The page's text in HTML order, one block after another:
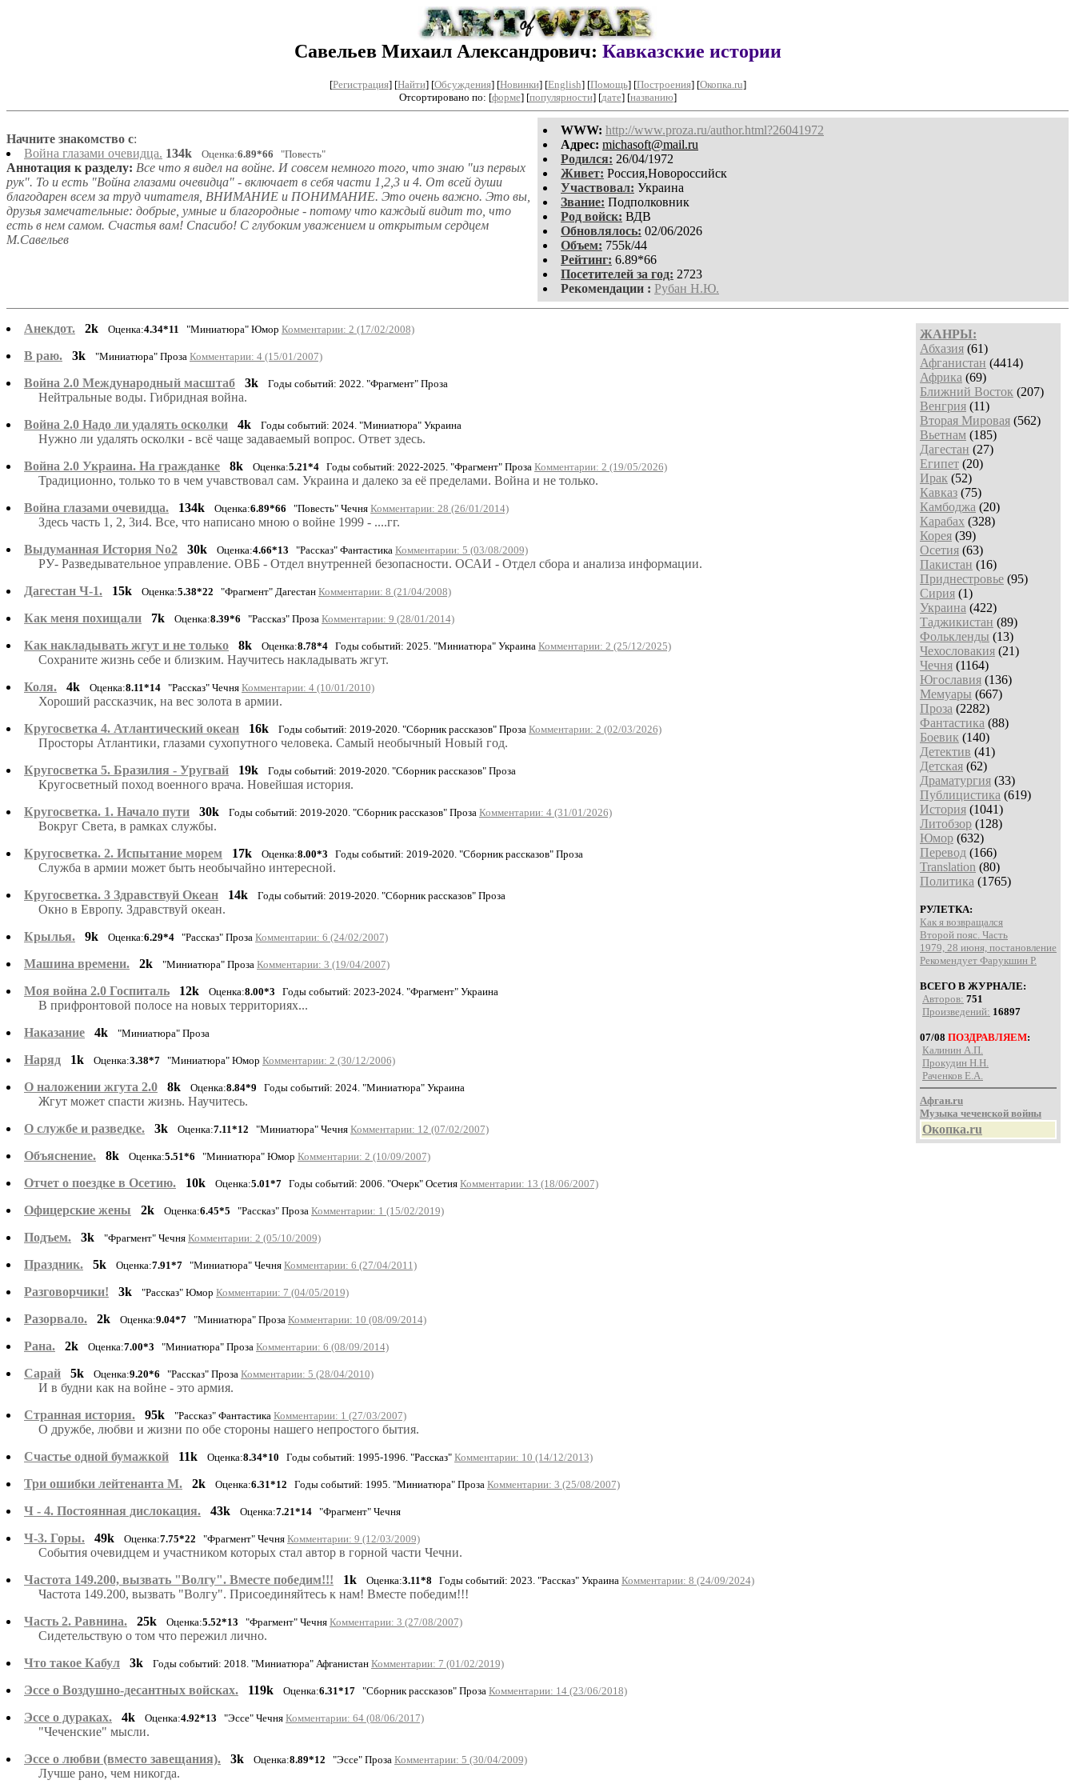
Савельев Михаил Александрович: Кавказские истории
[Регистрация] [Найти] [Обсуждения] [Новинки] [English] [Помощь] [Построения] [Окопка.ru]
Отсортировано по: [форме] [популярности] [дате] [названию]
WWW: http://www.proza.ru/author.html?26041972
Aдpeс: michasoft@mail.ru
Родился: 26/04/1972
Живет: Россия,Новороссийск
Участвовал: Украина
Звание: Подполковник
Род войск: ВДВ
Обновлялось: 02/06/2026
Объем: 755k/44
Рейтинг: 6.89*66
Посетителей за год: 2723
Рекомендации : Рубан Н.Ю.
Начните знакомство с:
Война глазами очевидца. 134k Оценка:6.89*66 "Повесть"
Аннотация к разделу: Все что я видел на войне. И совсем немного того, что знаю "из первых
рук". То и есть "Война глазами очевидца" - включает в себя части 1,2,3 и 4. От всей души
благодарен всем за труд читателя, ВНИМАНИЕ и ПОНИМАНИЕ. Это очень важно. Это вы,
друзья замечательные: добрые, умные и благородные - потому что каждый видит то, что
есть в нем самом. Счастья вам! Спасибо! С глубоким уважением и открытым сердцем
М.Савельев
ЖАНРЫ:
Абхазия (61)
Афганистан (4414)
Африка (69)
Ближний Восток (207)
Венгрия (11)
Вторая Мировая (562)
Вьетнам (185)
Дагестан (27)
Египет (20)
Ирак (52)
Кавказ (75)
Камбоджа (20)
Карабах (328)
Корея (39)
Осетия (63)
Пакистан (16)
Приднестровье (95)
Сирия (1)
Украина (422)
Таджикистан (89)
Фолькленды (13)
Чехословакия (21)
Чечня (1164)
Югославия (136)
Мемуары (667)
Проза (2282)
Фантастика (88)
Боевик (140)
Детектив (41)
Детская (62)
Драматургия (33)
Публицистика (619)
История (1041)
Литобзор (128)
Юмор (632)
Перевод (166)
Translation (80)
Политика (1765)
РУЛЕТКА:
Как я возвращался
Второй пояс. Часть
1979, 28 июня, постановление
Рекомендует Фарукшин Р.
ВСЕГО В ЖУРНАЛЕ:
Авторов: 751
Произведений: 16897
07/08 ПОЗДРАВЛЯЕМ:
Калинин А.П.
Прокудин Н.Н.
Раченков Е.А.
Афган.ru
Музыка чеченской войны
Окопка.ru
Анекдот. 2k Оценка:4.34*11 "Миниатюра" Юмор Комментарии: 2 (17/02/2008)
В раю. 3k "Миниатюра" Проза Комментарии: 4 (15/01/2007)
Война 2.0 Международный масштаб 3k Годы событий: 2022. "Фрагмент" Проза
Нейтральные воды. Гибридная война.
Война 2.0 Надо ли удалять осколки
4k Годы событий: 2024. "Миниатюра" Украина
Нужно ли удалять осколки - всё чаще задаваемый вопрос. Ответ здесь.
Война 2.0 Украина. На гражданке
8k Оценка:5.21*4 Годы событий: 2022-2025. "Фрагмент" Проза Комментарии: 2 (19/05/2026)
Традиционно, только то в чем учавствовал сам. Украина и далеко за её пределами. Война и не только.
Война глазами очевидца.
134k Оценка:6.89*66 "Повесть" Чечня Комментарии: 28 (26/01/2014)
Здесь часть 1, 2, 3и4. Все, что написано мною о войне 1999 - ....гг.
Выдуманная История No2
30k Оценка:4.66*13 "Рассказ" Фантастика Комментарии: 5 (03/08/2009)
РУ- Разведывательное управление. ОВБ - Отдел внутренней безопасности. ОСАИ - Отдел сбора и анализа информации.
Дагестан Ч-1.
15k Оценка:5.38*22 "Фрагмент" Дагестан Комментарии: 8 (21/04/2008)
Как меня похищали 7k Оценка:8.39*6 "Рассказ" Проза Комментарии: 9 (28/01/2014)
Как накладывать жгут и не только 8k Оценка:8.78*4 Годы событий: 2025. "Миниатюра" Украина Комментарии: 2 (25/12/2025)
Сохраните жизнь себе и близким. Научитесь накладывать жгут.
Коля.
4k Оценка:8.11*14 "Рассказ" Чечня Комментарии: 4 (10/01/2010)
Хороший рассказчик, на вес золота в армии.
Кругосветка 4. Атлантический океан
16k Годы событий: 2019-2020. "Сборник рассказов" Проза Комментарии: 2 (02/03/2026)
Просторы Атлантики, глазами сухопутного человека. Самый необычный Новый год.
Кругосветка 5. Бразилия - Уругвай
19k Годы событий: 2019-2020. "Сборник рассказов" Проза
Кругосветный поход военного врача. Новейшая история.
Кругосветка. 1. Начало пути
30k Годы событий: 2019-2020. "Сборник рассказов" Проза Комментарии: 4 (31/01/2026)
Вокруг Света, в рамках службы.
Кругосветка. 2. Испытание морем
17k Оценка:8.00*3 Годы событий: 2019-2020. "Сборник рассказов" Проза
Служба в армии может быть необычайно интересной.
Кругосветка. 3 Здравствуй Океан
14k Годы событий: 2019-2020. "Сборник рассказов" Проза
Окно в Европу. Здравствуй океан.
Крылья.
9k Оценка:6.29*4 "Рассказ" Проза Комментарии: 6 (24/02/2007)
Машина времени. 2k "Миниатюра" Проза Комментарии: 3 (19/04/2007)
Моя война 2.0 Госпиталь 12k Оценка:8.00*3 Годы событий: 2023-2024. "Фрагмент" Украина
В прифронтовой полосе на новых территориях...
Наказание
4k "Миниатюра" Проза
Наряд 1k Оценка:3.38*7 "Миниатюра" Юмор Комментарии: 2 (30/12/2006)
О наложении жгута 2.0 8k Оценка:8.84*9 Годы событий: 2024. "Миниатюра" Украина
Жгут может спасти жизнь. Научитесь.
О службе и разведке.
3k Оценка:7.11*12 "Миниатюра" Чечня Комментарии: 12 (07/02/2007)
Объяснение. 8k Оценка:5.51*6 "Миниатюра" Юмор Комментарии: 2 (10/09/2007)
Отчет о поездке в Осетию. 10k Оценка:5.01*7 Годы событий: 2006. "Очерк" Осетия Комментарии: 13 (18/06/2007)
Офицерские жены 2k Оценка:6.45*5 "Рассказ" Проза Комментарии: 1 (15/02/2019)
Подъем. 3k "Фрагмент" Чечня Комментарии: 2 (05/10/2009)
Праздник. 5k Оценка:7.91*7 "Миниатюра" Чечня Комментарии: 6 (27/04/2011)
Разговорчики! 3k "Рассказ" Юмор Комментарии: 7 (04/05/2019)
Разорвало. 2k Оценка:9.04*7 "Миниатюра" Проза Комментарии: 10 (08/09/2014)
Рана. 2k Оценка:7.00*3 "Миниатюра" Проза Комментарии: 6 (08/09/2014)
Сарай 5k Оценка:9.20*6 "Рассказ" Проза Комментарии: 5 (28/04/2010)
И в будни как на войне - это армия.
Странная история.
95k "Рассказ" Фантастика Комментарии: 1 (27/03/2007)
О дружбе, любви и жизни по обе стороны нашего непростого бытия.
Счастье одной бумажкой
11k Оценка:8.34*10 Годы событий: 1995-1996. "Рассказ" Комментарии: 10 (14/12/2013)
Три ошибки лейтенанта М. 2k Оценка:6.31*12 Годы событий: 1995. "Миниатюра" Проза Комментарии: 3 (25/08/2007)
Ч - 4. Постоянная дислокация. 43k Оценка:7.21*14 "Фрагмент" Чечня
Ч-3. Горы. 49k Оценка:7.75*22 "Фрагмент" Чечня Комментарии: 9 (12/03/2009)
События очевидцем и участником которых стал автор в горной части Чечни.
Частота 149.200, вызвать "Волгу". Вместе победим!!!
1k Оценка:3.11*8 Годы событий: 2023. "Рассказ" Украина Комментарии: 8 (24/09/2024)
Частота 149.200, вызвать "Волгу". Присоединяйтесь к нам! Вместе победим!!!
Часть 2. Равнина.
25k Оценка:5.52*13 "Фрагмент" Чечня Комментарии: 3 (27/08/2007)
Сидетельствую о том что пережил лично.
Что такое Кабул
3k Годы событий: 2018. "Миниатюра" Афганистан Комментарии: 7 (01/02/2019)
Эссе о Воздушно-десантных войсках. 119k Оценка:6.31*17 "Сборник рассказов" Проза Комментарии: 14 (23/06/2018)
Эссе о дураках. 4k Оценка:4.92*13 "Эссе" Чечня Комментарии: 64 (08/06/2017)
"Чеченские" мысли.
Эссе о любви (вместо завещания).
3k Оценка:8.89*12 "Эссе" Проза Комментарии: 5 (30/04/2009)
Лучше рано, чем никогда.